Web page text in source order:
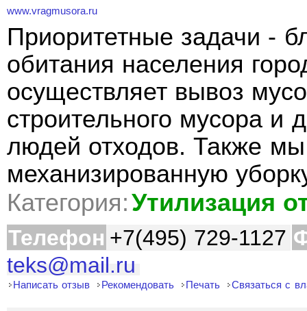
www.vragmusora.ru
Приоритетные задачи -
обитания населения
осуществляет вывоз
строительного мусора и
людей отходов. Также
механизированную
Категория:Утилизация
Телефон +7(495) 729-1127
teks@mail.ru
Написать отзыв Рекомендовать Печать Связаться с